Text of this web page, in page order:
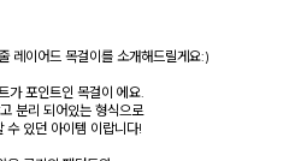
레이어드 목걸이를 소개해드릴게요:)
가 포인트인 목걸이 에요.
분리 되어있는 형식으로
수 있던 아이템 이랍니다!